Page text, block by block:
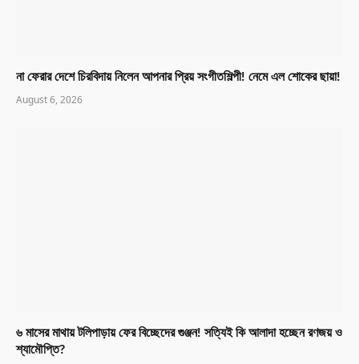
না ফেরার দেশে চিরবিদায় নিলেন আপনার প্রিয় সংগীতশিল্পী! নেমে এল শোকের ছায়া!
August 6, 2026
৬ মাসের মাথায় টলিপাড়ায় ফের বিচ্ছেদের গুঞ্জন! সত্যিই কি আলাদা হচ্ছেন রণজয় ও
শ্যামৌপ্তি?